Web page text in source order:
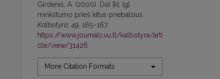
Girdenis, A. (2000). Dėl [k], [g]
minkštumo prieš kitus priebalsius.
Kalbotyra ,49 , 165–167.
https://www.journals.vu.lt/kalbotyra/arti
cle/view/31426
More Citation Formats